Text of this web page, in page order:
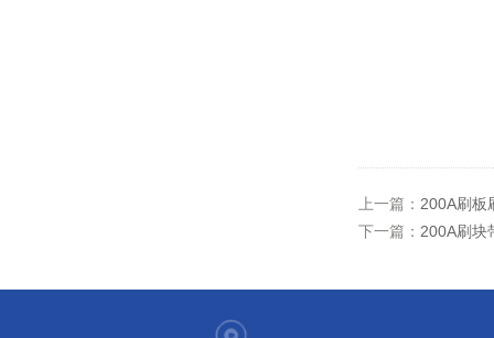
上一篇： 200A刷板
下一篇： 200A刷块